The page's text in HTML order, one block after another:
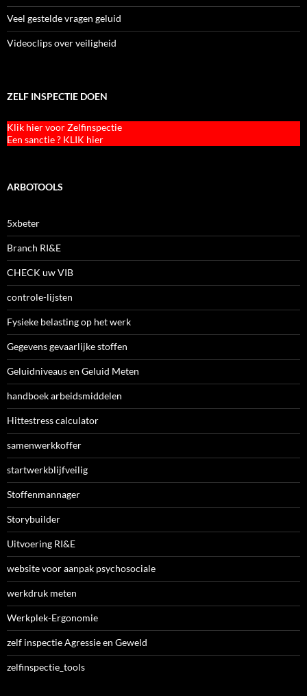
Veel gestelde vragen geluid
Videoclips over veiligheid
ZELF INSPECTIE DOEN
Klik hier voor Zelfinspectie
Een sanctie ? KLIK hier
ARBOTOOLS
5xbeter
Branch RI&E
CHECK uw VIB
controle-lijsten
Fysieke belasting op het werk
Gegevens gevaarlijke stoffen
Geluidniveaus en Geluid Meten
handboek arbeidsmiddelen
Hittestress calculator
samenwerkkoffer
startwerkblijfveilig
Stoffenmannager
Storybuilder
Uitvoering RI&E
website voor aanpak psychosociale
werkdruk meten
Werkplek-Ergonomie
zelf inspectie Agressie en Geweld
zelfinspectie_tools